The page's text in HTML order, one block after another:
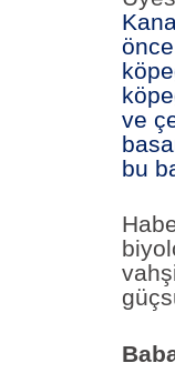
ve
bu